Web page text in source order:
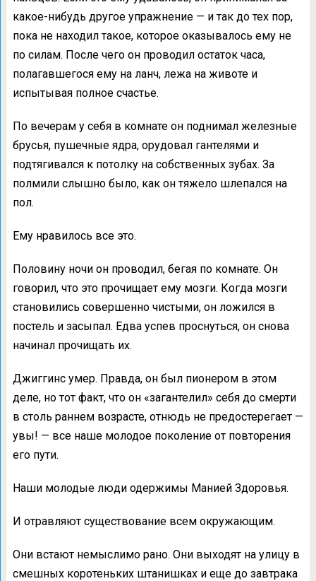
какое-нибудь другое упражнение — и так до тех пор,
пока не находил такое, которое оказывалось ему не
по силам. После чего он проводил остаток часа,
полагавшегося ему на ланч, лежа на животе и
испытывая полное счастье.
По вечерам у себя в комнате он поднимал железные
брусья, пушечные ядра, орудовал гантелями и
подтягивался к потолку на собственных зубах. За
полмили слышно было, как он тяжело шлепался на
пол.
Ему нравилось все это.
Половину ночи он проводил, бегая по комнате. Он
говорил, что это прочищает ему мозги. Когда мозги
становились совершенно чистыми, он ложился в
постель и засыпал. Едва успев проснуться, он снова
начинал прочищать их.
Джиггинс умер. Правда, он был пионером в этом
деле, но тот факт, что он «загантелил» себя до смерти
в столь раннем возрасте, отнюдь не предостерегает —
увы! — все наше молодое поколение от повторения
его пути.
Наши молодые люди одержимы Манией Здоровья.
И отравляют существование всем окружающим.
Они встают немыслимо рано. Они выходят на улицу в
смешных коротеньких штанишках и еще до завтрака